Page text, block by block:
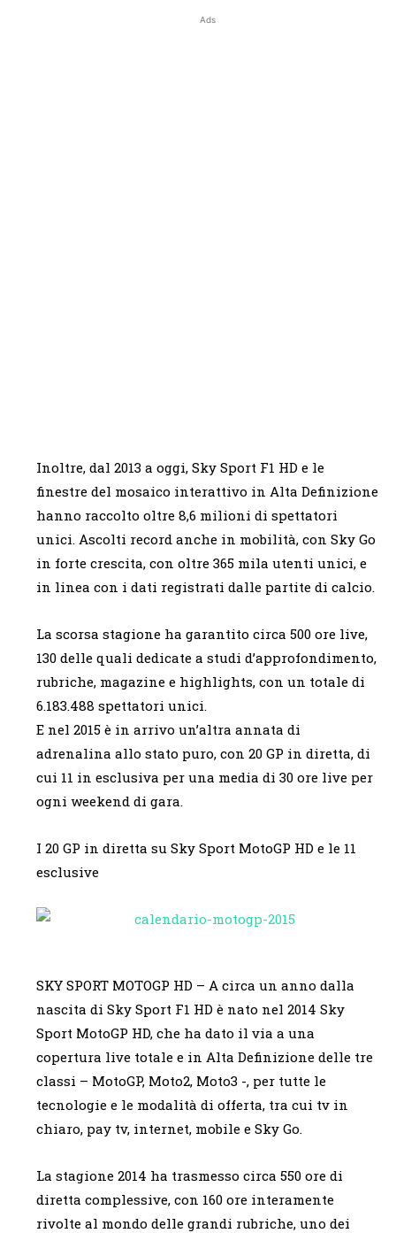
Ads
Inoltre, dal 2013 a oggi, Sky Sport F1 HD e le
finestre del mosaico interattivo in Alta Definizione
hanno raccolto oltre 8,6 milioni di spettatori
unici. Ascolti record anche in mobilità, con Sky Go
in forte crescita, con oltre 365 mila utenti unici, e
in linea con i dati registrati dalle partite di calcio.
La scorsa stagione ha garantito circa 500 ore live,
130 delle quali dedicate a studi d’approfondimento,
rubriche, magazine e highlights, con un totale di
6.183.488 spettatori unici.
E nel 2015 è in arrivo un’altra annata di
adrenalina allo stato puro, con 20 GP in diretta, di
cui 11 in esclusiva per una media di 30 ore live per
ogni weekend di gara.
I 20 GP in diretta su Sky Sport MotoGP HD e le 11
esclusive
SKY SPORT MOTOGP HD – A circa un anno dalla
nascita di Sky Sport F1 HD è nato nel 2014 Sky
Sport MotoGP HD, che ha dato il via a una
copertura live totale e in Alta Definizione delle tre
classi – MotoGP, Moto2, Moto3 -, per tutte le
tecnologie e le modalità di offerta, tra cui tv in
chiaro, pay tv, internet, mobile e Sky Go.
La stagione 2014 ha trasmesso circa 550 ore di
diretta complessive, con 160 ore interamente
rivolte al mondo delle grandi rubriche, uno dei